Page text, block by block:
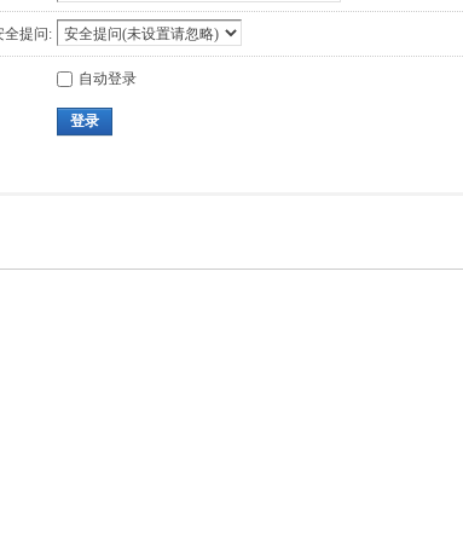
全提问:
自动登录
登录